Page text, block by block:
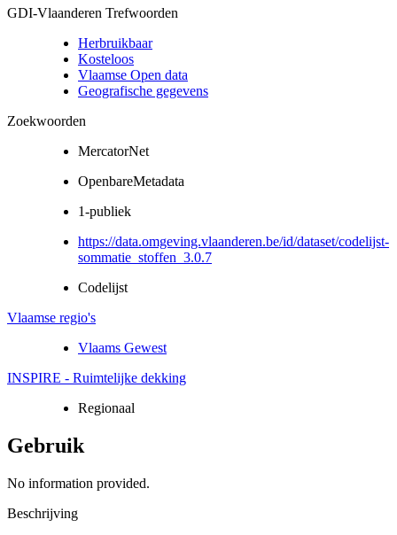
GDI-Vlaanderen Trefwoorden
Herbruikbaar
Kosteloos
Vlaamse Open data
Geografische gegevens
Zoekwoorden
MercatorNet
OpenbareMetadata
1-publiek
https://data.omgeving.vlaanderen.be/id/dataset/codelijst-
sommatie_stoffen_3.0.7
Codelijst
Vlaamse regio's
Vlaams Gewest
INSPIRE - Ruimtelijke dekking
Regionaal
Gebruik
No information provided.
Beschrijving